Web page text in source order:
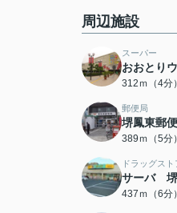
周辺施設
スーパー
おおとり
312ｍ（4分）
郵便局
堺鳳東郵
389ｍ（5分）
ドラッグスト
サーバ
437ｍ（6分）